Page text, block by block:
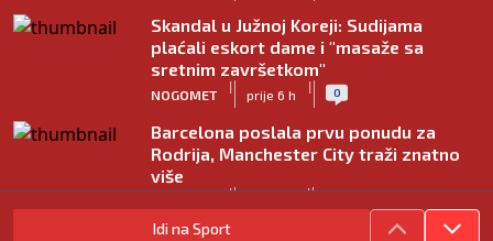
Skandal u Južnoj Koreji: Sudijama
plaćali eskort dame i "masaže sa
sretnim završetkom"
NOGOMET
|
prije 6 h
| 0
Barcelona poslala prvu ponudu za
Rodrija, Manchester City traži znatno
više
| |
Idi na Sport